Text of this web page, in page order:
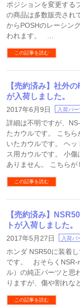
ポジションを変更す
の商品は多数販売され
からPOSHのレーシン
われます。 …
この記事を読む
【売約済み】社外
が入荷しました。
2017年6月9日 入荷パー
詳細は不明ですが、
たカウルです。 こち
いたカウルです。 ヘ
ス用カウルです。 小
ありません。 こちらが
この記事を読む
【売約済み】
トが入荷しました。
2017年5月27日 入荷パ
ホンダ NSR50に装着
です。 おそらくNSR-
ル）の純正パーツと
りますが、傷や割れ
この記事を読む